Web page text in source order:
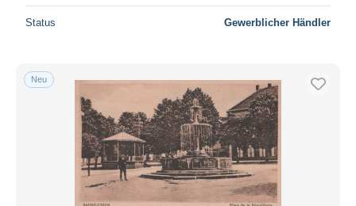
Status Gewerblicher Händler
Neu